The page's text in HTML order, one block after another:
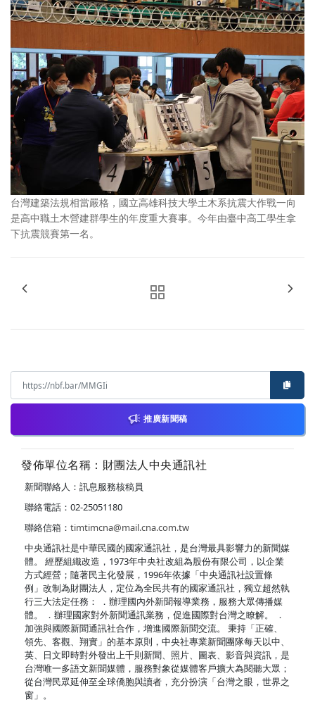
台灣建築法規相當嚴格，國立高雄科技大學土木系抗震大作戰一向
是高中職土木營建群學生的年度重大賽事。今年由臺中高工學生拿
下抗震競賽第一名。
推廣新聞稿
發佈單位名稱：財團法人中央通訊社
新聞聯絡人：訊息服務核稿員
聯絡電話：02-25051180
聯絡信箱： timtimcna@mail.cna.com.tw
中央通訊社是中華民國的國家通訊社，是台灣最具影響力的新聞媒
體。 經歷組織改造，1973年中央社改組為股份有限公司，以企業
方式經營；隨著民主化發展，1996年依據「中央通訊社設置條
例」改制為財團法人，定位為全民共有的國家通訊社，獨立超然執
行三大法定任務： ．辦理國內外新聞報導業務，服務大眾傳播媒
體。 ．辦理國家對外新聞通訊業務，促進國際對台灣之瞭解。 ．
加強與國際新聞通訊社合作，增進國際新聞交流。 秉持「正確、
領先、客觀、翔實」的基本原則，中央社專業新聞團隊每天以中、
英、日文即時對外發出上千則新聞、照片、圖表、影音與資訊，是
台灣唯一多語文新聞媒體，服務對象從媒體客戶擴大為閱聽大眾；
從台灣民眾延伸至全球僑胞與讀者，充分扮演「台灣之眼，世界之
窗」。